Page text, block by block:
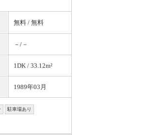
無料 / 無料
－/－
1DK / 33.12m²
1989年03月
駐車場あり